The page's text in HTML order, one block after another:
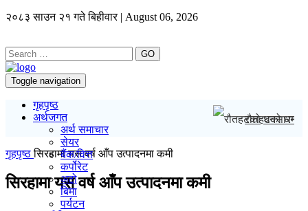
२०८३ साउन २१ गते बिहीवार | August 06, 2026
GO
Toggle navigation
गृहपृष्ठ
अर्थजगत
अर्थ समाचार
सेयर
बैंक/वित्त
कर्पोरेट
अटो
बिमा
पर्यटन
रौतहटको
गृहपृष्ठसिरहामा यस वर्ष आँप उत्पादनमा कमी
सिरहामा यस वर्ष आँप उत्पादनमा कमी